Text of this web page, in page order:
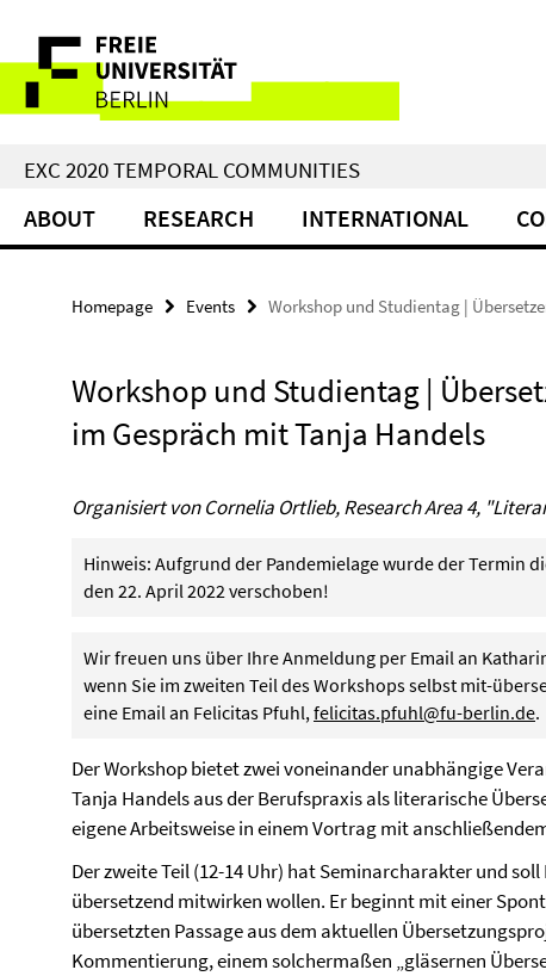
direkt
Inhalt
Service
Navigation
EXC 2020 TEMPORAL COMMUNITIES
ABOUT RESEARCH INTERNATIONAL
Homepage Events Workshop und Studientag |
Workshop und Studientag |
im Gespräch mit Tanja Handels
Organisiert von Cornelia Ortlieb, Research Area 4,
Hinweis: Aufgrund der Pandemielage wurde der Termin
den 22. April 2022 verschoben!
Wir freuen uns über Ihre Anmeldung per Email an
wenn Sie im zweiten Teil des Workshops selbst mit-
eine Email an Felicitas Pfuhl,felicitas.pfuhl@fu-berlin.de.
Der Workshop bietet zwei voneinander unabhängige
Tanja Handels aus der Berufspraxis als literarische
eigene Arbeitsweise in einem Vortrag mit
Der zweite Teil (12-14 Uhr) hat Seminarcharakter und
übersetzend mitwirken wollen. Er beginnt mit einer
übersetzten Passage aus dem aktuellen
Kommentierung, einem solchermaßen „gläsernen